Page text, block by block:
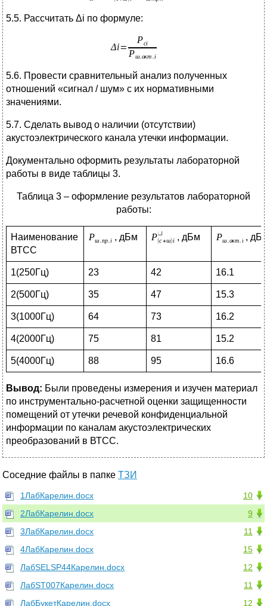
5.5. Рассчитать Δi по формуле:
5.6. Провести сравнительный анализ полученных
отношений «сигнал / шум» с их нормативными
значениями.
5.7. Сделать вывод о наличии (отсутствии)
акустоэлектрического канала утечки информации.
Документально оформить результаты лабораторной
работы в виде таблицы 3.
Таблица 3 – оформление результатов лабораторной
работы:
Наименование
ВТСС
, дБм , дБм ,
1(250Гц) 23 42 16.1
2(500Гц) 35 47 15.3
3(1000Гц) 64 73 16.2
4(2000Гц) 75 81 15.2
5(4000Гц) 88 95 16.6
Вывод: Были проведены измерения и изучен материал
по инструментально-расчетной оценки защищенности
помещений от утечки речевой конфиденциальной
информации по каналам акустоэлектрических
преобразований в ВТСС.
Соседние файлы в папке ТЗИ
10
1ЛабКарелин.docx
9
2ЛабКарелин.docx
11
3ЛабКарелин.docx
15
4ЛабКарелин.docx
12
ЛабSELSP44Карелин.docx
11
ЛабST007Карелин.docx
12
ЛабБукетКарелин.docx